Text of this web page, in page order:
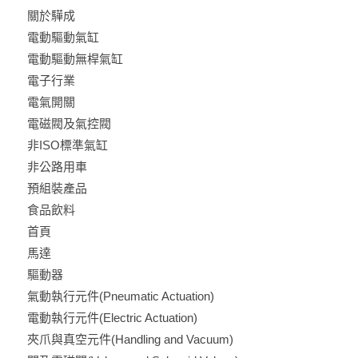
關於驊成
電動驅動氣缸
電動驅動無桿氣缸
電子行業
電氣開關
電磁閥及氣控閥
非ISO標準氣缸
非公路用車
預組裝產品
食品飲料
首頁
馬達
驅動器
氣動執行元件(Pneumatic Actuation)
電動執行元件(Electric Actuation)
夾爪與真空元件(Handling and Vacuum)